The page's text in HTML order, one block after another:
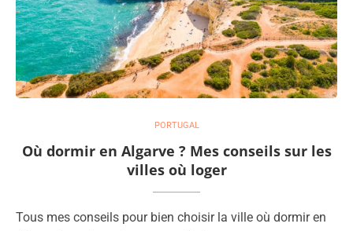
PORTUGAL
Où dormir en Algarve ? Mes conseils sur les
villes où loger
Tous mes conseils pour bien choisir la ville où dormir en